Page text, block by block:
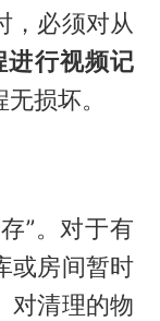
，必须对从
进行视频记
损坏。
”。对于有
或房间暂时
对清理的物